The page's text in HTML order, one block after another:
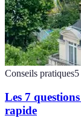
Conseils pratiques5
Les 7
rapide